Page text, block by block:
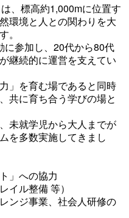
、標高約1,000mに位置す
環境と人との関わりを大
。
に参加し、20代から80代
継続的に運営を支えてい
」を育む場であると同時
共に育ち合う学びの場と
未就学児から大人までが
を多数実施してきまし
」への協力
イル整備 等）
ンジ事業、社会人研修の